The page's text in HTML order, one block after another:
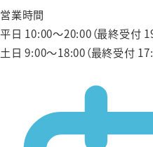
営業時間
平日 10:00〜20:00（最終受付
土日 9:00〜18:00（最終受付